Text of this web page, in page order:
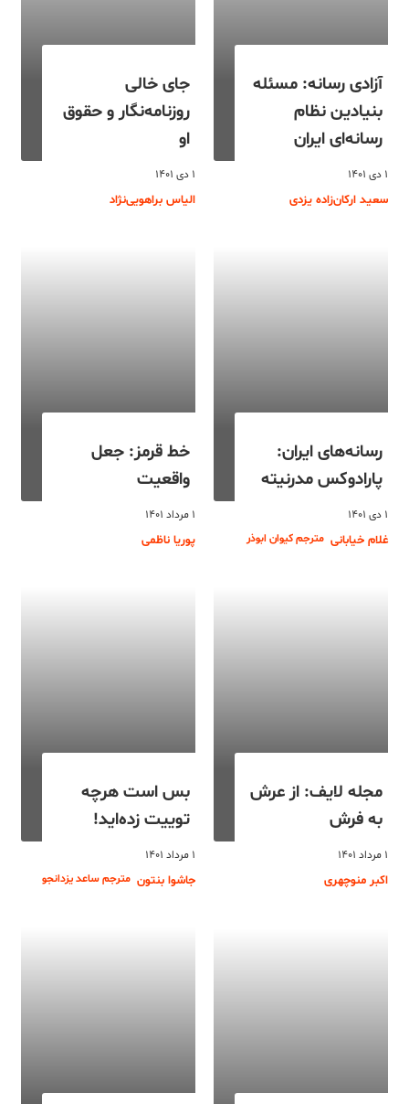
آزادی رسانه: مسئله
بنیادین نظام
رسانه‌ای ایران
۱ دی ۱۴۰۱
سعید ارکان‌زاده یزدی
جای خالی
روزنامه‌نگار و حقوق
او
۱ دی ۱۴۰۱
الیاس براهویی‌نژاد
رسانه‌های ایران:
پارادوکس مدرنیته
۱ دی ۱۴۰۱
غلام خیابانی مترجم کیوان ابوذر
خط قرمز: جعل
واقعیت
۱ مرداد ۱۴۰۱
پوریا ناظمی
مجله لایف: از عرش
به فرش
۱ مرداد ۱۴۰۱
اکبر منوچهری
بس است هرچه
توییت زده‌اید!
۱ مرداد ۱۴۰۱
جاشوا بنتون مترجم ساعد یزدانجو